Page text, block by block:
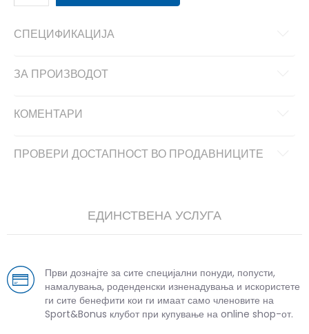
СПЕЦИФИКАЦИЈА
ЗА ПРОИЗВОДОТ
КОМЕНТАРИ
ПРОВЕРИ ДОСТАПНОСТ ВО ПРОДАВНИЦИТЕ
ЕДИНСТВЕНА УСЛУГА
Први дознајте за сите специјални понуди, попусти,
намалувања, роденденски изненадувања и искористете
ги сите бенефити кои ги имаат само членовите на
Sport&Bonus клубот при купување на online shop-от.